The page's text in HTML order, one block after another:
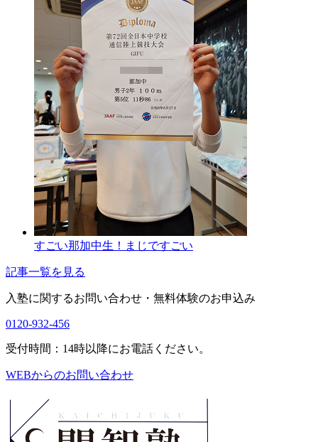
すごい那加中生！まじですごい
記事一覧を見る
入塾に関するお問い合わせ・ 無料体験のお申込み
0120-932-456
受付時間：14時以降にお電話ください。
WEBからのお問い合わせ